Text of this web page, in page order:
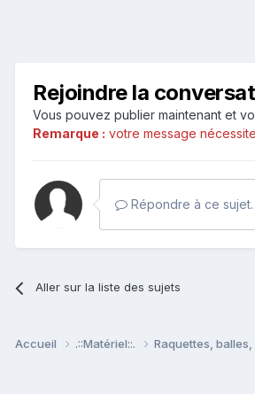
Rejoindre la
Vous pouvez publier maintenant et
Remarque : votre message
Répondre à ce
Aller sur la liste des sujets
Accueil .::Matériel::. Raquettes, balles,